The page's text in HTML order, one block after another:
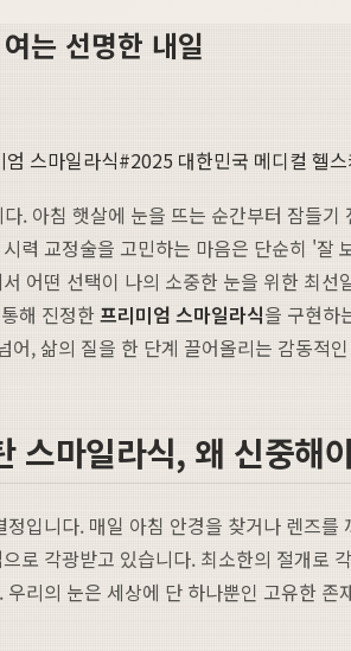
는 선명한 내일
엄 스마일라식#2025 대한민국 메디컬 헬
. 아침 햇살에 눈을 뜨는 순간부터 잠들
력 교정술을 고민하는 마음은 단순히 '
어떤 선택이 나의 소중한 눈을 위한 최
해 진정한프리미엄 스마일라식을 구현하
, 삶의 질을 한 단계 끌어올리는 감동적
스마일라식, 왜 신중해
입니다. 매일 아침 안경을 찾거나 렌즈
로 각광받고 있습니다. 최소한의 절개
리의 눈은 세상에 단 하나뿐인 고유한